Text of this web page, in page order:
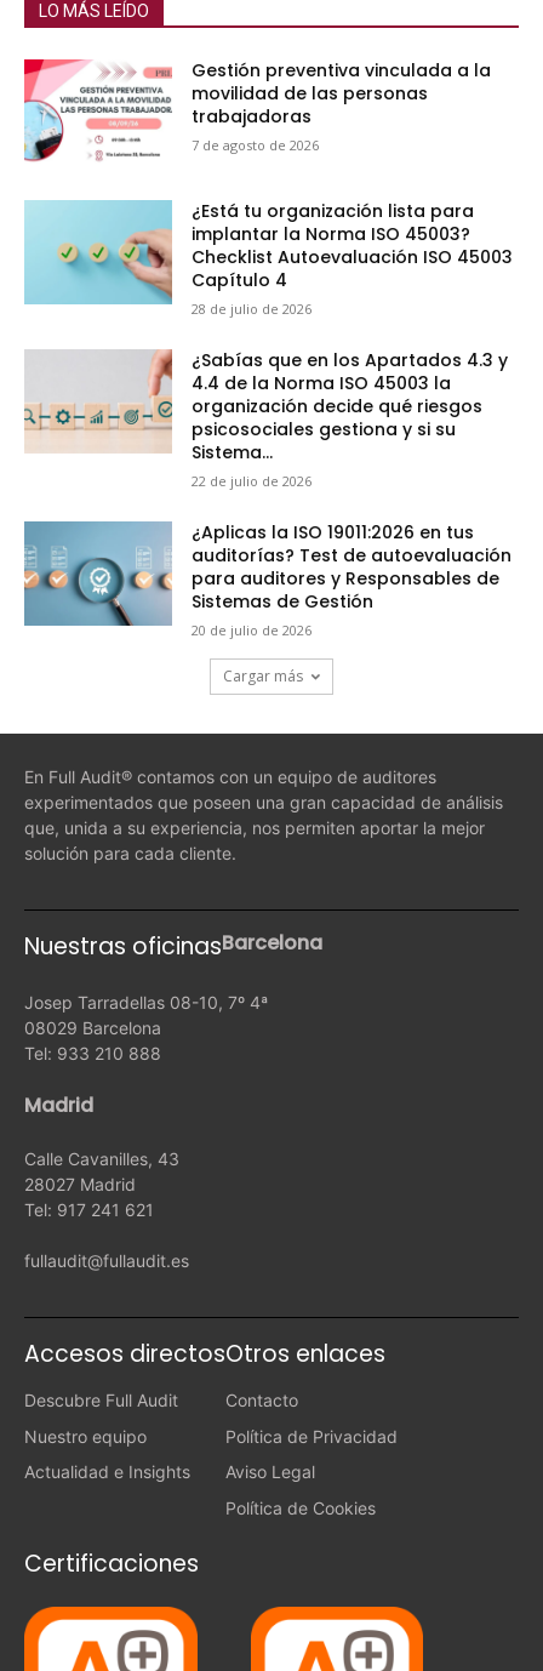
LO MÁS LEÍDO
Gestión preventiva vinculada a la
movilidad de las personas
trabajadoras
7 de agosto de 2026
¿Está tu organización lista para
implantar la Norma ISO 45003?
Checklist Autoevaluación ISO 45003
Capítulo 4
28 de julio de 2026
¿Sabías que en los Apartados 4.3 y
4.4 de la Norma ISO 45003 la
organización decide qué riesgos
psicosociales gestiona y si su
Sistema...
22 de julio de 2026
¿Aplicas la ISO 19011:2026 en tus
auditorías? Test de autoevaluación
para auditores y Responsables de
Sistemas de Gestión
20 de julio de 2026
Cargar más
En Full Audit® contamos con un equipo de auditores
experimentados que poseen una gran capacidad de análisis
que, unida a su experiencia, nos permiten aportar la mejor
solución para cada cliente.
Nuestras oficinasBarcelona
Josep Tarradellas 08-10, 7º 4ª
08029 Barcelona
Tel: 933 210 888
Madrid
Calle Cavanilles, 43
28027 Madrid
Tel: 917 241 621
fullaudit@fullaudit.es
Accesos directos
Descubre Full Audit
Nuestro equipo
Actualidad e Insights
Otros enlaces
Contacto
Política de Privacidad
Aviso Legal
Política de Cookies
Certificaciones